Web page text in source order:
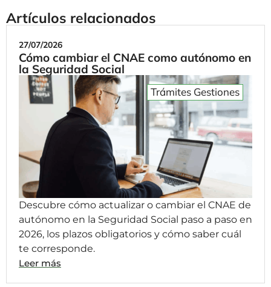
Artículos relacionados
27/07/2026
Cómo cambiar el CNAE como autónomo en
la Seguridad Social
Descubre cómo actualizar o cambiar el CNAE de
autónomo en la Seguridad Social paso a paso en
2026, los plazos obligatorios y cómo saber cuál
te corresponde.
Leer más
Trámites Gestiones